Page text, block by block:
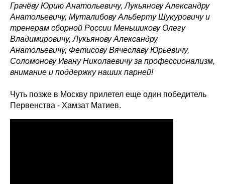
Грачёву Юрию Анатольевичу, Лукьянову Александру
Анатольевичу, Муталибову Альберту Шукуровичу и
тренерам сборной России Меньшикову Олегу
Владимировичу, Лукьянову Александру
Анатольевичу, Фетисову Вячеславу Юрьевичу,
Соломонову Ивану Николаевичу за профессионализм,
внимание и поддержку наших парней!
Чуть позже в Москву прилетел еще один победитель
Первенства - Хамзат Матиев.